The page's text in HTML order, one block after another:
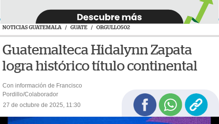
NOTICIAS GUATEMALA / GUATE / ORGULLO502
Guatemalteca Hidalynn Zapata
logra histórico título continental
Con información de Francisco
Pordillo/Colaborador
27 de octubre de 2025, 11:30